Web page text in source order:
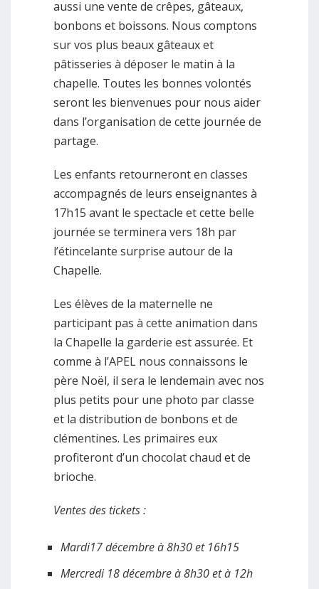
aussi une vente de crêpes, gâteaux,
bonbons et boissons. Nous comptons
sur vos plus beaux gâteaux et
pâtisseries à déposer le matin à la
chapelle. Toutes les bonnes volontés
seront les bienvenues pour nous aider
dans l’organisation de cette journée de
partage.
Les enfants retourneront en classes
accompagnés de leurs enseignantes à
17h15 avant le spectacle et cette belle
journée se terminera vers 18h par
l’étincelante surprise autour de la
Chapelle.
Les élèves de la maternelle ne
participant pas à cette animation dans
la Chapelle la garderie est assurée. Et
comme à l’APEL nous connaissons le
père Noël, il sera le lendemain avec nos
plus petits pour une photo par classe
et la distribution de bonbons et de
clémentines. Les primaires eux
profiteront d’un chocolat chaud et de
brioche.
Ventes des tickets :
Mardi17 décembre à 8h30 et 16h15
Mercredi 18 décembre à 8h30 et à 12h